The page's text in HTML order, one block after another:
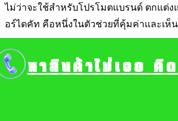
ไม่ว่าจะใช้สำหรับโปรโมตแบรนด์ ตกแต่
อร์ไดคัท คือหนึ่งในตัวช่วยที่คุ้มค่าและเห็
หาสินค้าไม่เจอ คิ